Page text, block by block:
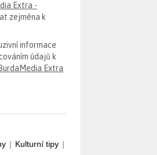
Extra -
zejména k
informace
údajů k
Extra
| Kulturní tipy |